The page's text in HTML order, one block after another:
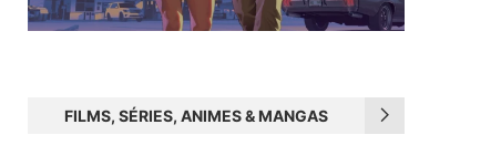
FILMS, SÉRIES, ANIMES & MANGAS